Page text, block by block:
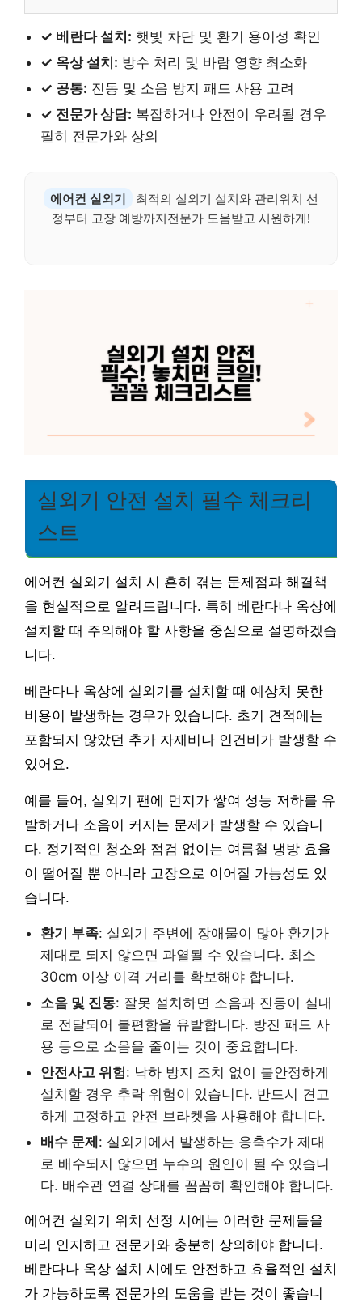
✓ 베란다 설치: 햇빛 차단 및 환기 용이성 확인
✓ 옥상 설치: 방수 처리 및 바람 영향 최소화
✓ 공통: 진동 및 소음 방지 패드 사용 고려
✓ 전문가 상담: 복잡하거나 안전이 우려될 경우
필히 전문가와 상의
에어컨 실외기
최적의 실외기 설치와 관리위치 선
정부터 고장 예방까지전문가 도움받고 시원하게!
실외기 안전 설치 필수 체크리
스트
에어컨 실외기 설치 시 흔히 겪는 문제점과 해결책
을 현실적으로 알려드립니다. 특히 베란다나 옥상에
설치할 때 주의해야 할 사항을 중심으로 설명하겠습
니다.
베란다나 옥상에 실외기를 설치할 때 예상치 못한
비용이 발생하는 경우가 있습니다. 초기 견적에는
포함되지 않았던 추가 자재비나 인건비가 발생할 수
있어요.
예를 들어, 실외기 팬에 먼지가 쌓여 성능 저하를 유
발하거나 소음이 커지는 문제가 발생할 수 있습니
다. 정기적인 청소와 점검 없이는 여름철 냉방 효율
이 떨어질 뿐 아니라 고장으로 이어질 가능성도 있
습니다.
환기 부족: 실외기 주변에 장애물이 많아 환기가
제대로 되지 않으면 과열될 수 있습니다. 최소
30cm 이상 이격 거리를 확보해야 합니다.
소음 및 진동: 잘못 설치하면 소음과 진동이 실내
로 전달되어 불편함을 유발합니다. 방진 패드 사
용 등으로 소음을 줄이는 것이 중요합니다.
안전사고 위험: 낙하 방지 조치 없이 불안정하게
설치할 경우 추락 위험이 있습니다. 반드시 견고
하게 고정하고 안전 브라켓을 사용해야 합니다.
배수 문제: 실외기에서 발생하는 응축수가 제대
로 배수되지 않으면 누수의 원인이 될 수 있습니
다. 배수관 연결 상태를 꼼꼼히 확인해야 합니다.
에어컨 실외기 위치 선정 시에는 이러한 문제들을
미리 인지하고 전문가와 충분히 상의해야 합니다.
베란다나 옥상 설치 시에도 안전하고 효율적인 설치
가 가능하도록 전문가의 도움을 받는 것이 좋습니